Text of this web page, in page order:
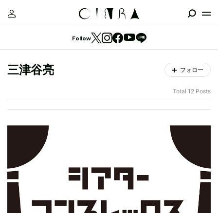
Follow
三津谷亮 フォロー
Total 12 Posts